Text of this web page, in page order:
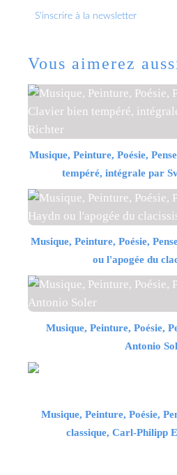
S'inscrire à la newsletter
Vous aimerez
Musique, Peinture, Poésie,
tempéré, intégrale par
Musique, Peinture, Poésie,
ou l'apogée du
Musique, Peinture, Poésie,
Antonio
Musique, Peinture, Poésie,
classique, Carl-Philipp